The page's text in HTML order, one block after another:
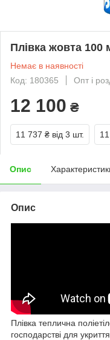
Плівка жовта 100
Немає в наявності
Код: 180365
Опт і
12 100 ₴
11 737 ₴ від 3 шт.
Опис
Опис
Плівка теплична
господарстві для